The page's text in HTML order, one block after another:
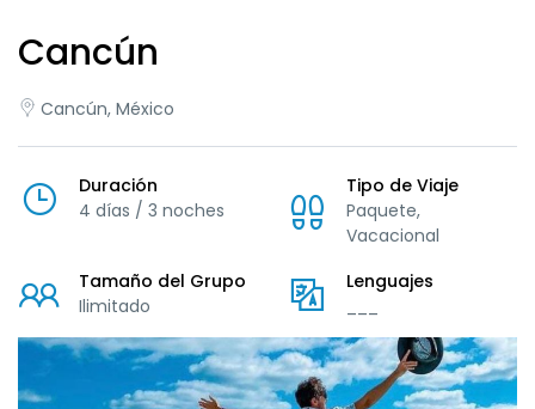
Cancún
Cancún, México
Duración
4 días / 3 noches
Tipo de Viaje
Paquete,
Vacacional
Tamaño del Grupo
Ilimitado
Lenguajes